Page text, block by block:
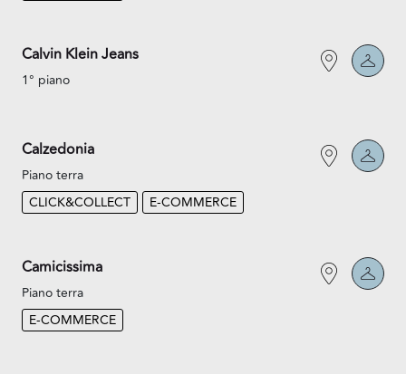
Calvin Klein Jeans
1° piano
Calzedonia
Piano terra
CLICK&COLLECT
E-COMMERCE
Camicissima
Piano terra
E-COMMERCE